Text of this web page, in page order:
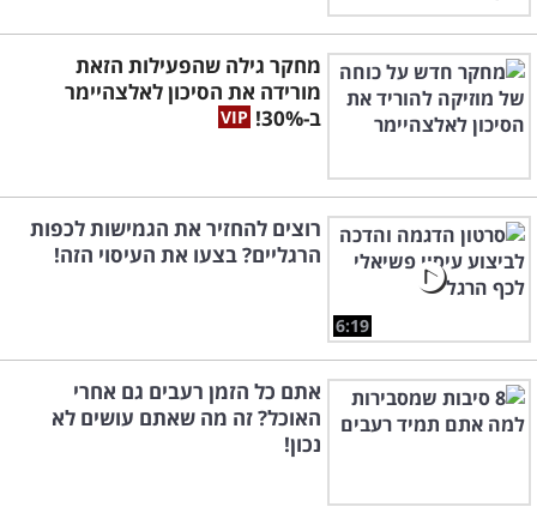
מחקר גילה שהפעילות הזאת
מורידה את הסיכון לאלצהיימר
ב-30%!
6:19
רוצים להחזיר את הגמישות לכפות
הרגליים? בצעו את העיסוי הזה!
אתם כל הזמן רעבים גם אחרי
האוכל? זה מה שאתם עושים לא
נכון!